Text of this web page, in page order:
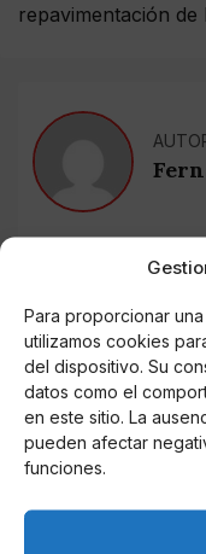
Para proporcionar
utilizamos cookies
del dispositivo. Su
datos como el
en este sitio. La
pueden afectar
funciones.
repavimentación
Noticias
Online
Online
Online